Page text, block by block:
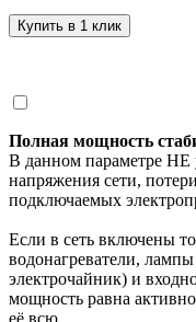
Купить в 1 клик
Полная мощность
В данном параметре НЕ
напряжения сети,
подключаемых
Если в сеть включены
водонагреватели,
электрочайник) и
мощность равна
её всю.